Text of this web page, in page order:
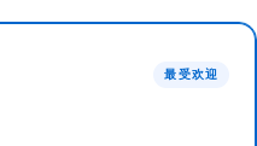
最受欢迎